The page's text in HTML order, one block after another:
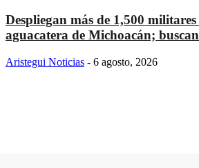
Despliegan más de 1,500 militares
aguacatera de Michoacán;
Aristegui Noticias - 6 agosto, 2026